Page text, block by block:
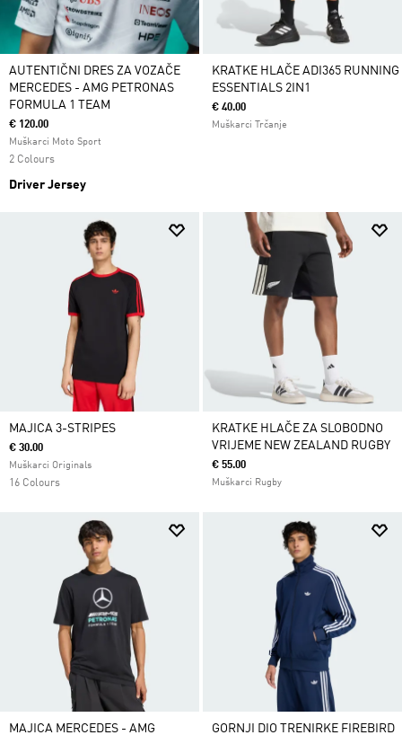
AUTENTIČNI DRES ZA VOZAČE
MERCEDES - AMG PETRONAS
FORMULA 1 TEAM
€ 120.00
Muškarci Moto Sport
2 Colours
Driver Jersey
KRATKE HLAČE ADI365 RUNNING
ESSENTIALS 2IN1
€ 40.00
Muškarci Trčanje
MAJICA 3-STRIPES
€ 30.00
Muškarci Originals
16 Colours
KRATKE HLAČE ZA SLOBODNO
VRIJEME NEW ZEALAND RUGBY
€ 55.00
Muškarci Rugby
MAJICA MERCEDES - AMG GORNJI DIO TRENIRKE FIREBIRD